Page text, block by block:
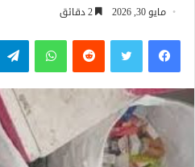
مايو 30, 2026
فيسبوكتويتر واتساب